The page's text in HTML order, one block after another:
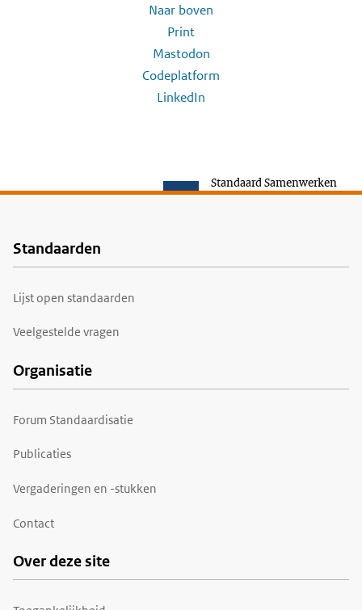
Naar boven
Print
Mastodon
Codeplatform
LinkedIn
Standaard Samenwerken
Voet
Standaarden
Lijst open standaarden
Veelgestelde vragen
Organisatie
Forum Standaardisatie
Publicaties
Vergaderingen en -stukken
Contact
Over deze site